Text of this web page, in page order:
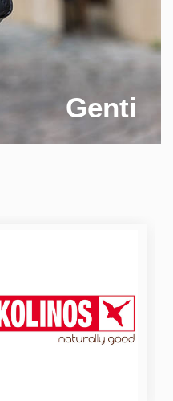
Genti